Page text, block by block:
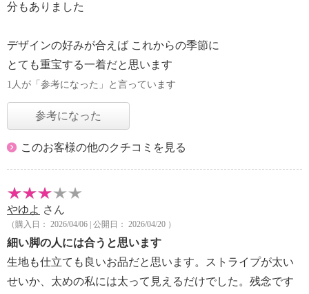
分もありました
デザインの好みが合えば これからの季節に
とても重宝する一着だと思います
1人が「参考になった」と言っています
参考になった
このお客様の他のクチコミを見る
やゆよ さん
（購入日： 2026/04/06 | 公開日： 2026/04/20 ）
細い脚の人には合うと思います
生地も仕立ても良いお品だと思います。ストライプが太い
せいか、太めの私には太って見えるだけでした。残念です